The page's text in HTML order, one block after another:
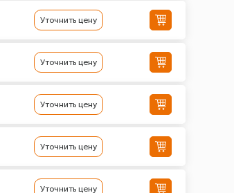
Уточнить цену
Уточнить цену
Уточнить цену
Уточнить цену
Уточнить цену